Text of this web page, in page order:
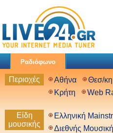
Ραδιόφωνο
Περιοχές Αθήνα Θεσ/κη
Κρήτη
Web
Είδη
μουσικής
Ελληνική
Διεθνής Μουσική